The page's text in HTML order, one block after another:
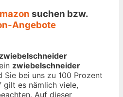
suchen bzw.
Angebote
zwiebelschneider
zwiebelschneider
Sie bei uns zu 100 Prozent
gilt es nämlich viele,
Auf dieser